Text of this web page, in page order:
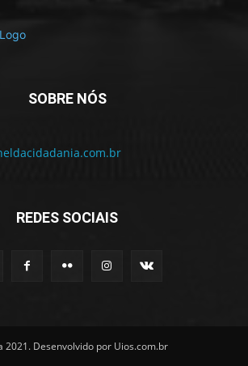
SOBRE NÓS
REDES SOCIAIS
2021. Desenvolvido por Uios.com.br